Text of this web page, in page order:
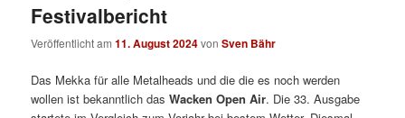
Festivalbericht
Veröffentlicht am11. August 2024vonSven Bähr
Das Mekka für alle Metalheads und die die es noch werden
wollen ist bekanntlich dasWacken Open Air. Die 33. Ausgabe